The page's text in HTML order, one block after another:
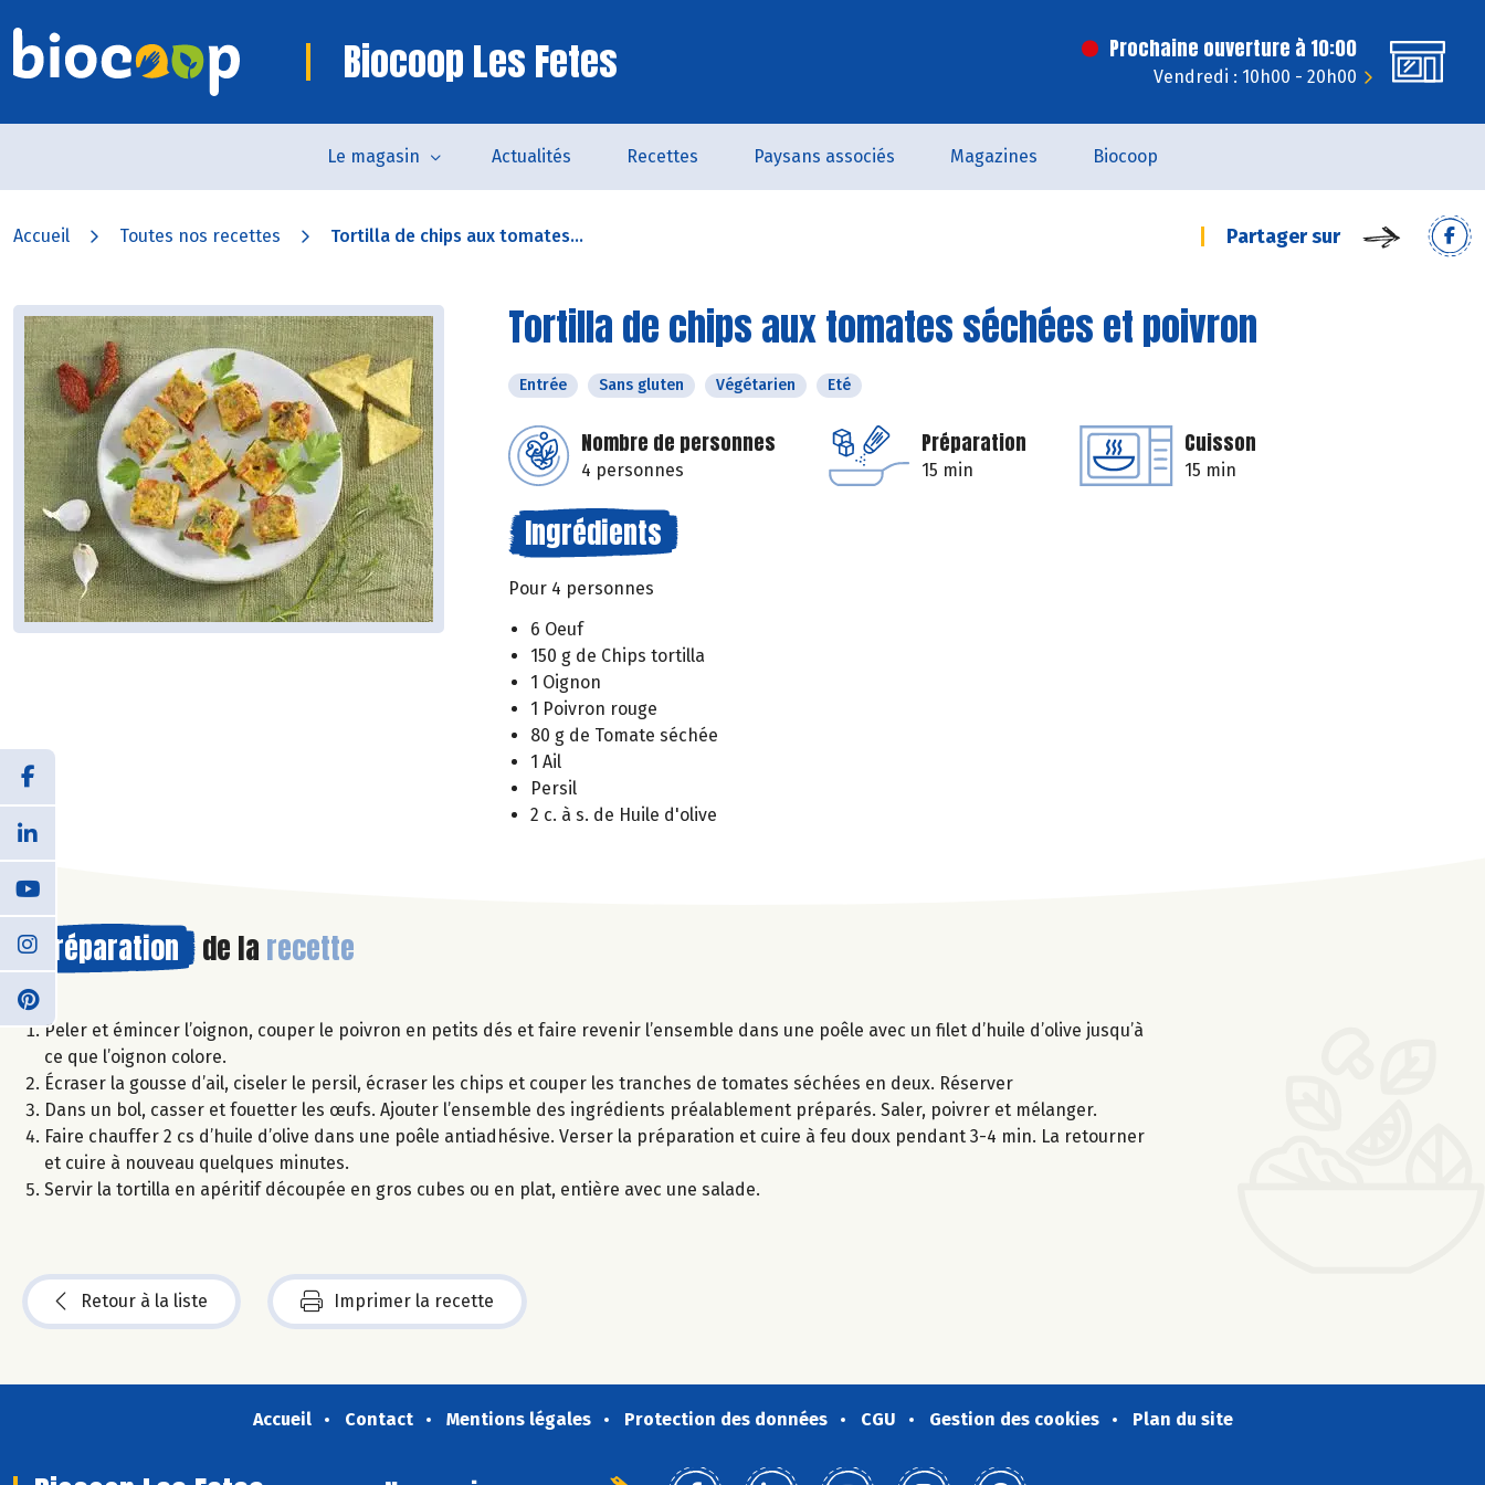
Biocoop Les Fetes Prochaine ouverture à 10:00
Vendredi : 10h00 - 20h00
Le magasin Actualités Recettes Paysans associés Magazines Biocoop
Accueil Toutes nos recettes Tortilla de chips aux tomates... Partager sur
Tortilla de chips aux tomates séchées et poivron
Entrée Sans gluten Végétarien Eté
Nombre de personnes
4 personnes
Préparation
15 min
Cuisson
15 min
Ingrédients
Pour 4 personnes
6 Oeuf
150 g de Chips tortilla
1 Oignon
1 Poivron rouge
80 g de Tomate séchée
1 Ail
Persil
2 c. à s. de Huile d'olive
Préparation de la recette
Peler et émincer l’oignon, couper le poivron en petits dés et faire revenir l’ensemble dans une poêle avec un filet d’huile d’olive jusqu’à
ce que l’oignon colore.
Écraser la gousse d’ail, ciseler le persil, écraser les chips et couper les tranches de tomates séchées en deux. Réserver
Dans un bol, casser et fouetter les œufs. Ajouter l’ensemble des ingrédients préalablement préparés. Saler, poivrer et mélanger.
Faire chauffer 2 cs d’huile d’olive dans une poêle antiadhésive. Verser la préparation et cuire à feu doux pendant 3-4 min. La retourner
et cuire à nouveau quelques minutes.
Servir la tortilla en apéritif découpée en gros cubes ou en plat, entière avec une salade.
Retour à la liste Imprimer la recette
Accueil Contact Mentions légales Protection des données CGU Gestion des cookies Plan du site